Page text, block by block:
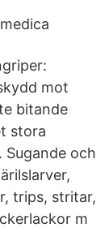
mot
bitande
stora
Sugande och
trips, stritar,
m